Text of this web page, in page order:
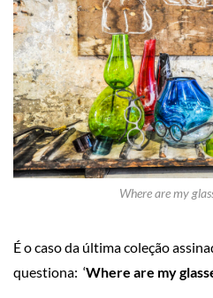
Where are my
É o caso da última coleção
questiona: ‘Where are my